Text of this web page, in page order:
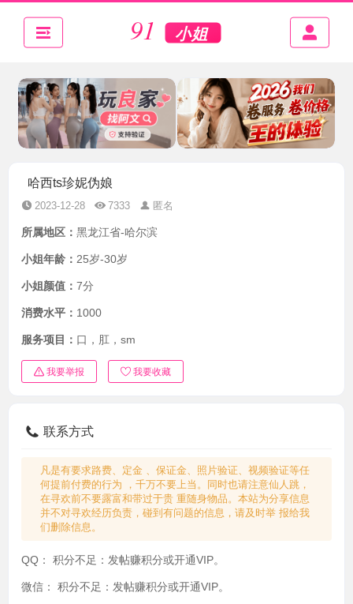
哈西ts珍妮伪娘
2023-12-28 7333 匿名
所属地区： 黑龙江省-哈尔滨
小姐年龄： 25岁-30岁
小姐颜值： 7分
消费水平： 1000
服务项目： 口，肛，sm
我要举报 我要收藏
联系方式
凡是有要求路费、定金 、保证金、照片验证、视频验证等任
何提前付费的行为 ，千万不要上当。同时也请注意仙人跳，
在寻欢前不要露富和带过于贵 重随身物品。本站为分享信息
并不对寻欢经历负责，碰到有问题的信息，请及时举 报给我
们删除信息。
QQ： 积分不足：发帖赚积分或开通VIP。
微信： 积分不足：发帖赚积分或开通VIP。